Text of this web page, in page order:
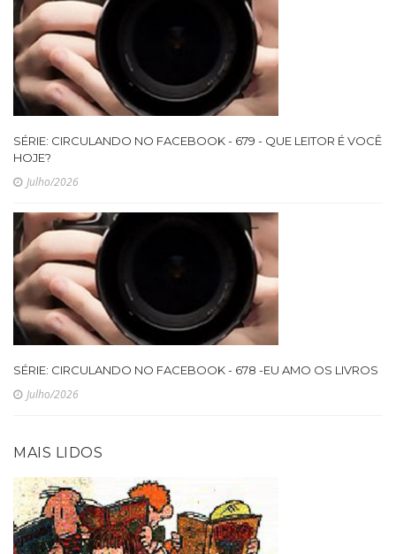
SÉRIE: CIRCULANDO NO FACEBOOK - 679 - QUE LEITOR É VOCÊ
HOJE?
Julho/2026
SÉRIE: CIRCULANDO NO FACEBOOK - 678 -EU AMO OS LIVROS
Julho/2026
MAIS LIDOS